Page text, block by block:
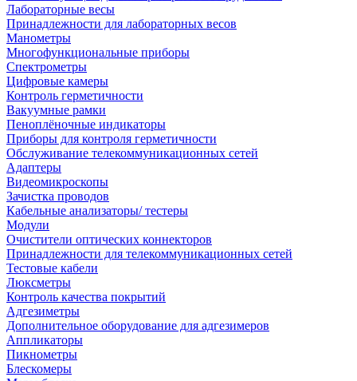
Лабораторные весы
Принадлежности для лабораторных весов
Манометры
Многофункциональные приборы
Спектрометры
Цифровые камеры
Контроль герметичности
Вакуумные рамки
Пеноплёночные индикаторы
Приборы для контроля герметичности
Обслуживание телекоммуникационных сетей
Адаптеры
Видеомикроскопы
Зачистка проводов
Кабельные анализаторы/ тестеры
Модули
Очистители оптических коннекторов
Принадлежности для телекоммуникационных сетей
Тестовые кабели
Люксметры
Контроль качества покрытий
Адгезиметры
Дополнительное оборудование для адгезимеров
Аппликаторы
Пикнометры
Блескомеры